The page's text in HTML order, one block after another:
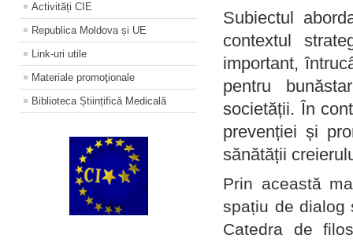
Activități CIE
Republica Moldova și UE
Link-uri utile
Materiale promoţionale
Biblioteca Științifică Medicală
Subiectul
contextul
important,
pentru
societății. În
prevenției și
sănătății
Prin această
spațiu de dialog
Catedra de